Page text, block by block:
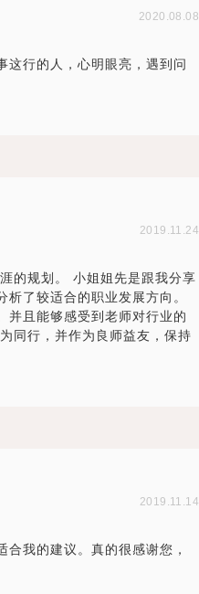
2020.08.08
这行的人，心明眼亮，遇到问
2019.11.24
的规划。 小姐姐先是跟我分享
了较适合的职业发展方向。
并且能够感受到老师对行业的
同行，并作为良师益友，保持
2019.11.14
我的建议。真的很感谢您，